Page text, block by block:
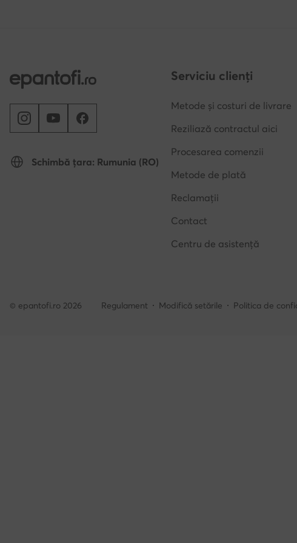
Schimbă țara: Rumunia (RO)
Serviciu clienți
Metode și costuri de livrare
Reziliază contractul aici
Procesarea comenzii
Metode de plată
Reclamații
Contact
Centru de asistență
© epantofi.ro 2026 Regulament Modifică setările Politica de